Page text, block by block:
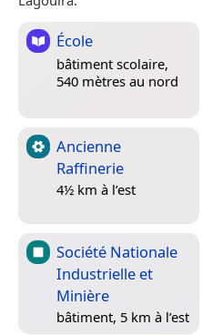
École
bâtiment scolaire,
540 mètres au nord
Ancienne
Raffinerie
4½ km à l’est
Société Nationale
Industrielle et
Minière
bâtiment, 5 km à l’est